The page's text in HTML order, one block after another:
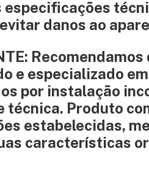
especificações
danos ao
e especializado
por instalação
Produto
estabelecidas,
características